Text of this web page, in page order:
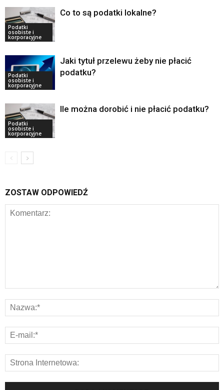
Podatki
osobiste i
korporacyjne
Co to są podatki lokalne?
Podatki
osobiste i
korporacyjne
Jaki tytuł przelewu żeby nie płacić
podatku?
Podatki
osobiste i
korporacyjne
Ile można dorobić i nie płacić podatku?
ZOSTAW ODPOWIEDŹ